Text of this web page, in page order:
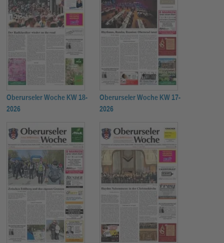
Oberurseler Woche KW 18-
2026
Oberurseler Woche KW 17-
2026